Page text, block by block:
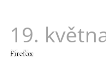
19.